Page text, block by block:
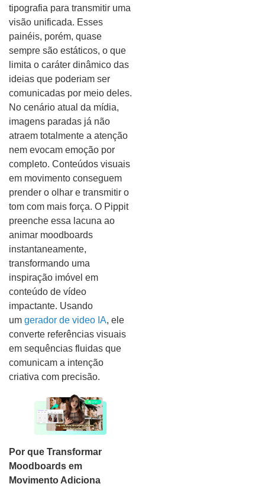
tipografia para transmitir uma
visão unificada. Esses
painéis, porém, quase
sempre são estáticos, o que
limita o caráter dinâmico das
ideias que poderiam ser
comunicadas por meio deles.
No cenário atual da mídia,
imagens paradas já não
atraem totalmente a atenção
nem evocam emoção por
completo. Conteúdos visuais
em movimento conseguem
prender o olhar e transmitir o
tom com mais força. O Pippit
preenche essa lacuna ao
animar moodboards
instantaneamente,
transformando uma
inspiração imóvel em
conteúdo de vídeo
impactante. Usando
um gerador de video IA, ele
converte referências visuais
em sequências fluidas que
comunicam a intenção
criativa com precisão.
Por que Transformar
Moodboards em
Movimento Adiciona